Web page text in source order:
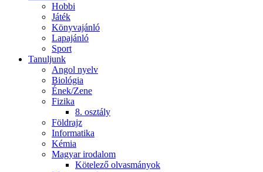
Hobbi
Játék
Könyvajánló
Lapajánló
Sport
Tanuljunk
Angol nyelv
Biológia
Ének/Zene
Fizika
8. osztály
Földrajz
Informatika
Kémia
Magyar irodalom
Kötelező olvasmányok